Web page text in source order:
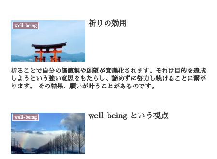
well-being 祈りの効用
祈ることで自分の価値観や願望が意識化されます。それは目的を達成
しようという強い意思をもたらし、諦めずに努力し続けることに繋が
ります。 その結果、願いが叶うことがあるのです。
well-being well-being という視点